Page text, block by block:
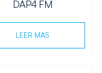
DAP4 FM
LEER MÁS